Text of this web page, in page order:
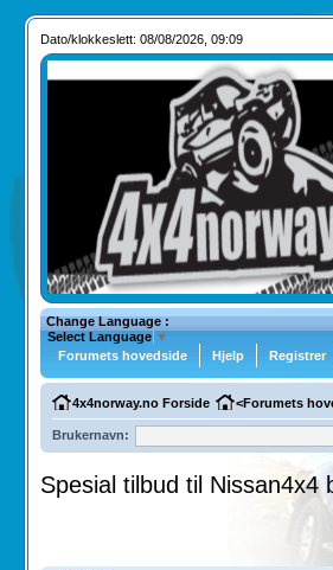
Dato/klokkeslett: 08/08/2026, 09:09
Change Language :
Select Language ▼
Forumets hovedside
Hjelp Registrer
4x4norway.no Forside <Forumets
Brukernavn:
Spesial tilbud til Nissan4x4